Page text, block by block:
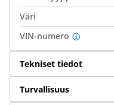
Väri
VIN-numero
Tekniset tiedot
Turvallisuus